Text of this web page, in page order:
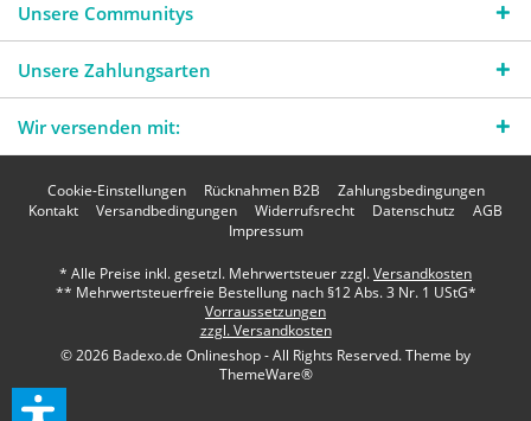
Unsere Communitys
Unsere Zahlungsarten
Wir versenden mit:
Cookie-Einstellungen Rücknahmen B2B
Zahlungsbedingungen
Kontakt
Versandbedingungen Widerrufsrecht Datenschutz
AGB
Impressum
* Alle Preise inkl. gesetzl. Mehrwertsteuer zzgl.Versandkosten
** Mehrwertsteuerfreie Bestellung nach §12 Abs. 3 Nr. 1 UStG*
Vorraussetzungen
zzgl. Versandkosten
© 2026 Badexo.de Onlineshop - All Rights Reserved. Theme by
ThemeWare®